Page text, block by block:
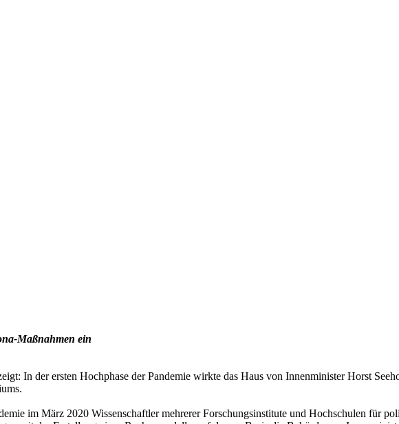
Maßnahmen ein
In der ersten Hochphase der Pandemie wirkte das Haus von Innenminister Horst
im März 2020 Wissenschaftler mehrerer Forschungsinstitute und Hochschulen für